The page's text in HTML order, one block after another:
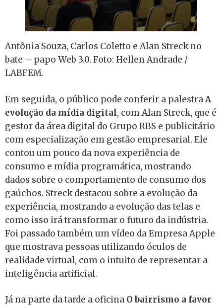
Antônia Souza, Carlos Coletto e Alan Streck no
bate – papo Web 3.0. Foto: Hellen Andrade /
LABFEM.
Em seguida, o público pode conferir a palestraA
evolução da mídia digital, com Alan Streck, que é
gestor da área digital do Grupo RBS e publicitário
com especialização em gestão empresarial. Ele
contou um pouco da nova experiência de
consumo e mídia programática, mostrando
dados sobre o comportamento de consumo dos
gaúchos. Streck destacou sobre a evolução da
experiência, mostrando a evolução das telas e
como isso irá transformar o futuro da indústria.
Foi passado também um vídeo da Empresa Apple
que mostrava pessoas utilizando óculos de
realidade virtual, com o intuito de representar a
inteligência artificial.
Já na parte da tarde a oficina O bairrismo a favor